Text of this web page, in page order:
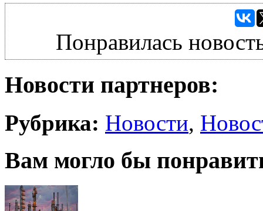
Понравилась
Новости партнеров:
Рубрика: Новости,
Вам могло бы